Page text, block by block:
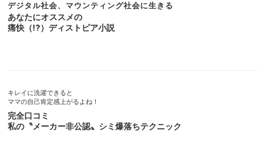
デジタル社会、マウンティング社会に生きる
あなたにオススメの
痛快（!?️）ディストピア小説
キレイに洗濯できると
ママの自己肯定感上がるよね！
完全口コミ
私の〝メーカー非公認〟シミ爆落ちテクニック